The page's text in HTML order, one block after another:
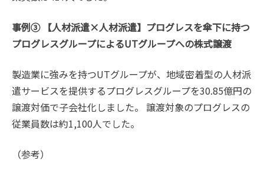
事例③ 【人材派遣×人材派遣】プログレスを傘下に持つ
プログレスグループによるUTグループへの株式譲渡
製造業に強みを持つUTグループが、地域密着型の人材派
遣サービスを提供するプログレスグループを30.85億円の
譲渡対価で子会社化しました。 譲渡対象のプログレスの
従業員数は約1,100人でした。
（参考）